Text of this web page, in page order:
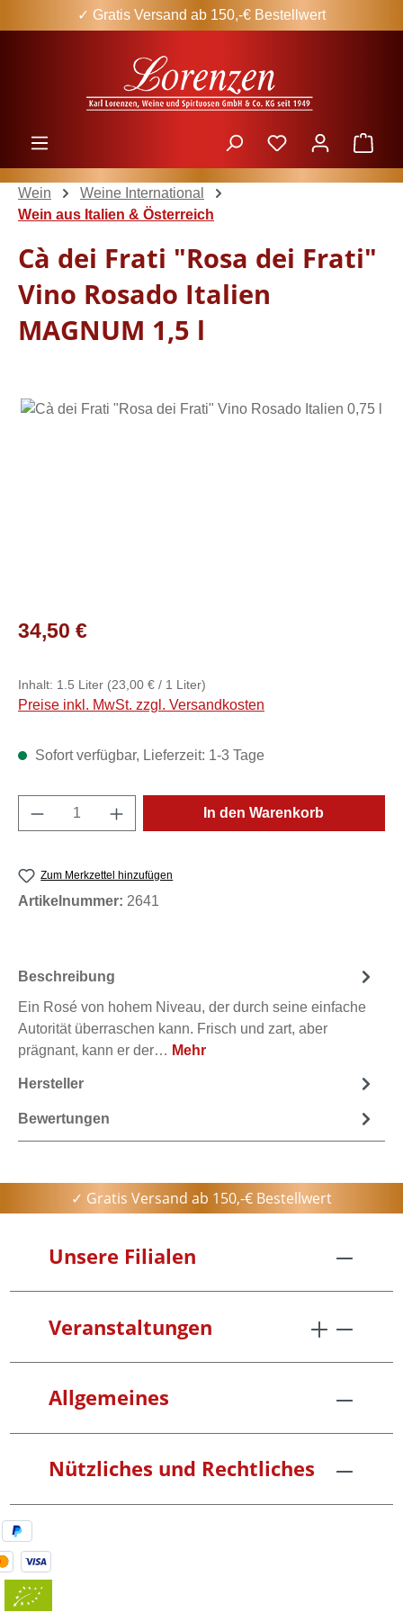
Zum Hauptinhalt springen
✓ Gratis Versand ab 150,-€ Bestellwert
Wein
Weine International
Wein aus Italien & Österreich
Cà dei Frati "Rosa dei Frati"
Vino Rosado Italien
MAGNUM 1,5 l
Bildergalerie überspringen
Regulärer Preis:
34,50 €
Inhalt: 1.5 Liter (23,00 € / 1 Liter)
Preise inkl. MwSt. zzgl. Versandkosten
Sofort verfügbar, Lieferzeit: 1-3 Tage
Produkt Anzahl: Gib den gewünschten
In den Warenkorb
Zum Merkzettel hinzufügen
Artikelnummer: 2641
Beschreibung
Ein Rosé von hohem Niveau, der durch seine einfache
Autorität überraschen kann. Frisch und zart, aber
prägnant, kann er der… Mehr
Hersteller
Bewertungen
✓ Gratis Versand ab 150,-€ Bestellwert
Unsere Filialen
Veranstaltungen
Allgemeines
Nützliches und Rechtliches